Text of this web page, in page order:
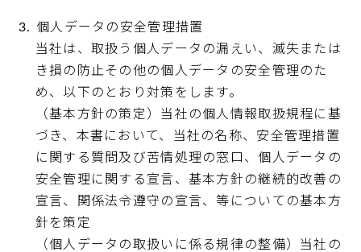
個人データの安全管理措置
当社は、取扱う個人データの漏えい、滅失または
き損の防止その他の個人データの安全管理のた
め、以下のとおり対策をします。
（基本方針の策定）当社の個人情報取扱規程に基
づき、本書において、当社の名称、安全管理措置
に関する質問及び苦情処理の窓口、個人データの
安全管理に関する宣言、基本方針の継続的改善の
宣言、関係法令遵守の宣言、等についての基本方
針を策定
（個人データの取扱いに係る規律の整備）当社の